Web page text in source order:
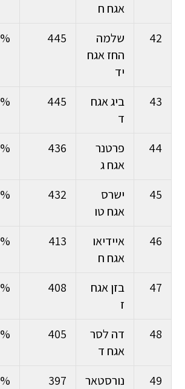
אגח ח
42
שלמה
החז אגח
יד
445
43
ביג אגח
ד
445
44
פרטנר
אגח ג
436
45
ישרס
אגח טו
432
46
איידיאו
אגח ח
413
47
בזן אגח
ז
408
48
דה לסר
אגח ד
405
49
נורסטאר
397